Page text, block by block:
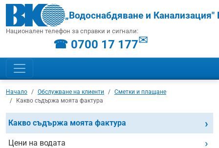
„Водоснабдяване и Канализация"
Национален телефон за справки и сигнали:
☎ 0700 17 177✉
Начало Обслужване на клиенти
Сметки и плащане
Какво съдържа моята фактура
Какво съдържа моята фактура
Цени на водата